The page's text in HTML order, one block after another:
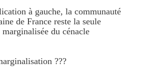
à gauche, la communauté
de France reste la seule
du cénacle
???